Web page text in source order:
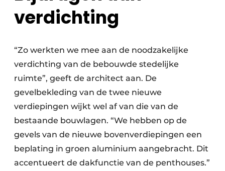
verdichting
“Zo werkten we mee aan de noodzakelijke
verdichting van de bebouwde stedelijke
ruimte”, geeft de architect aan. De
gevelbekleding van de twee nieuwe
verdiepingen wijkt wel af van die van de
bestaande bouwlagen. “We hebben op de
gevels van de nieuwe bovenverdiepingen een
beplating in groen aluminium aangebracht. Dit
accentueert de dakfunctie van de penthouses.”